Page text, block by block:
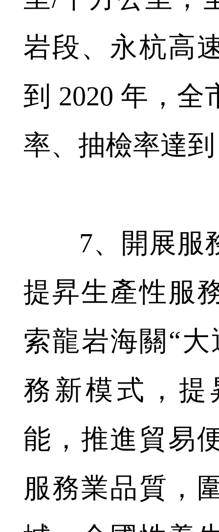
岩段、永杭高
到 2020 年，
率、抽檢率達
7、開展服
提昇生產性服
索龍岩海關“
務新模式，
能，推進貿易
服務業品質，